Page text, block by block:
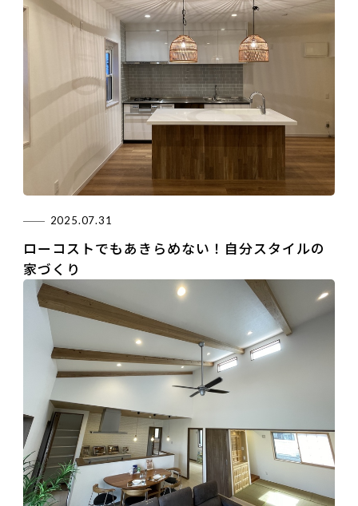
2025.07.31
ローコストでもあきらめない！自分スタイルの
家づくり